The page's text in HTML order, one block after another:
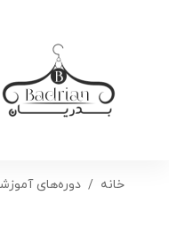
خانه دوره‌های